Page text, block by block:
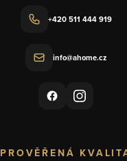
+420 511 444 919
info@ahome.cz
PROVĚŘENÁ